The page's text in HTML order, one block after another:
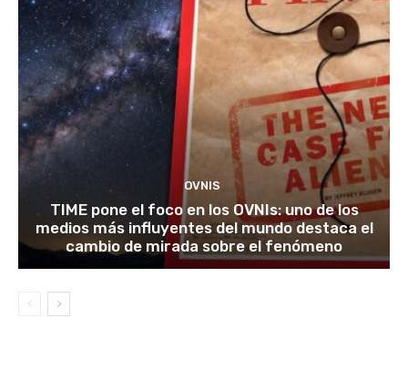
OVNIS
TIME pone el foco en los OVNIs: uno de los
medios más influyentes del mundo destaca el
cambio de mirada sobre el fenómeno